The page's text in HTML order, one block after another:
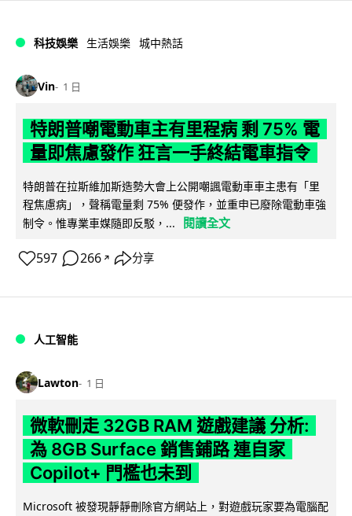
科技娛樂 生活娛樂 城中熱話
Vin 1 日
特朗普嘲電動車主有里程病 剩 75% 電
量即焦慮發作 狂言一手終結電車指令
特朗普在拉斯維加斯造勢大會上公開嘲諷電動車車主患有「里
程焦慮病」，聲稱電量剩 75% 便發作，並重申已廢除電動車強
制令。惟專業車媒隨即反駁，...
閱讀全文
597 266 ↗ 分享
人工智能
Lawton 1 日
微軟刪走 32GB RAM 遊戲建議 分析:
為 8GB Surface 銷售鋪路 連自家
Copilot+ 門檻也未到
Microsoft 被發現靜靜刪除官方網站上，對遊戲玩家要為電腦配